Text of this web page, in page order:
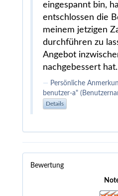
eingespannt bin,
entschlossen die
meinem jetzigen
durchführen zu
Angebot
nachgebessert hat.
Persönliche
benutzer-a"
Details
Bewertung